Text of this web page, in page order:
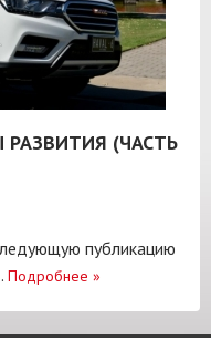
РАЗВИТИЯ (ЧАСТЬ
публикацию
Подробнее »